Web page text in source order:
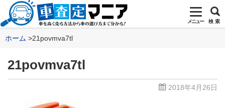
メニュー 検 索
ホーム 21povmva7tl
21povmva7tl
2018年4月26日